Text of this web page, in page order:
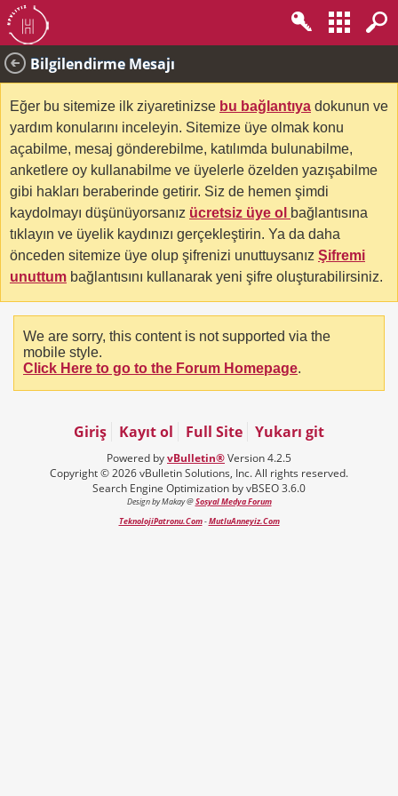
Bilgilendirme Mesajı
Eğer bu sitemize ilk ziyaretinizse bu bağlantıya dokunun ve
yardım konularını inceleyin. Sitemize üye olmak konu
açabilme, mesaj gönderebilme, katılımda bulunabilme,
anketlere oy kullanabilme ve üyelerle özelden yazışabilme
gibi hakları beraberinde getirir. Siz de hemen şimdi
kaydolmayı düşünüyorsanız ücretsiz üye ol bağlantısına
tıklayın ve üyelik kaydınızı gerçekleştirin. Ya da daha
önceden sitemize üye olup şifrenizi unuttuysanız Şifremi
unuttum bağlantısını kullanarak yeni şifre oluşturabilirsiniz.
We are sorry, this content is not supported via the
mobile style.
Click Here to go to the Forum Homepage.
Giriş Kayıt ol Full Site Yukarı git
Powered byvBulletin®Version 4.2.5
Copyright © 2026 vBulletin Solutions, Inc. All rights reserved.
Search Engine Optimization by vBSEO 3.6.0
Design by Makay @Sosyal Medya Forum
TeknolojiPatronu.Com-MutluAnneyiz.Com